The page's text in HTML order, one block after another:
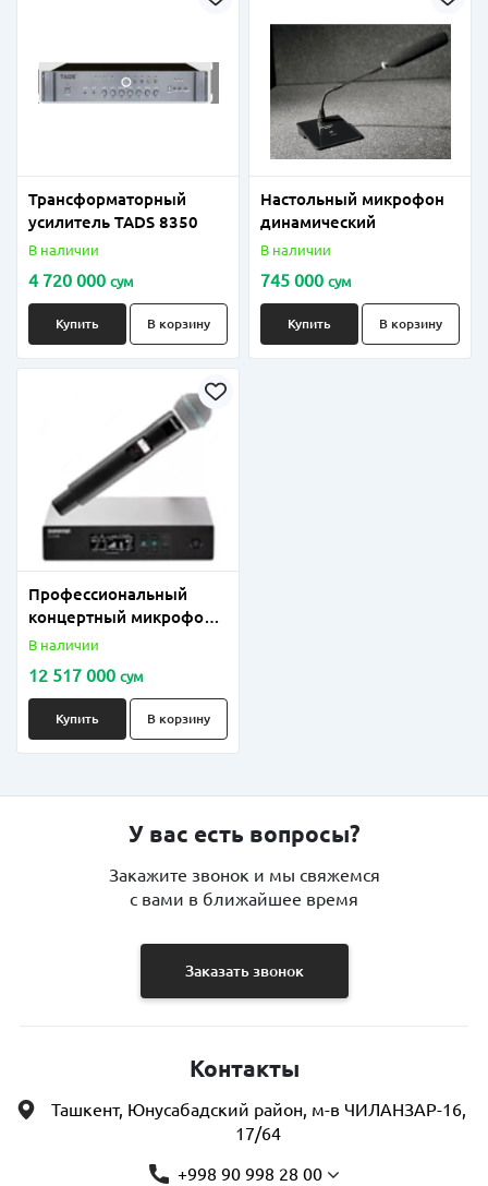
Трансформаторный
усилитель TADS 8350
В наличии
4 720 000 сум
Купить В корзину
Настольный микрофон
динамический
В наличии
745 000 сум
Купить В корзину
Профессиональный
концертный микрофон
model; SHUREQLXD-4
В наличии
12 517 000 сум
Купить В корзину
У вас есть вопросы?
Закажите звонок и мы свяжемся
с вами в ближайшее время
Заказать звонок
Контакты
Ташкент, Юнусабадский район, м-в ЧИЛАНЗАР-16,
17/64
+998 90 998 28 00